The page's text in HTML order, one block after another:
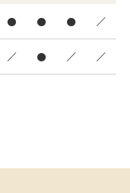
● ● ●
／
／ ● ／ ／